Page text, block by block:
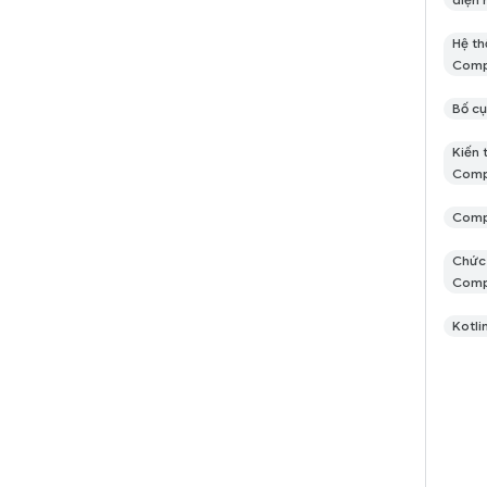
Hệ
Bố
Kiến
Kotlin